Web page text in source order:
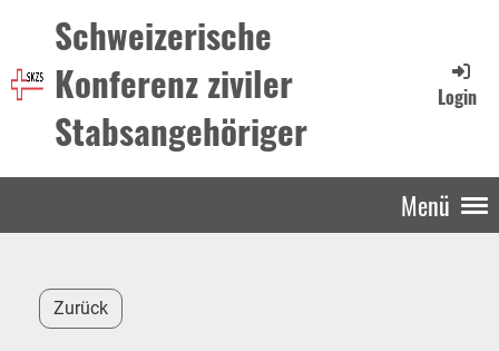
Schweizerische
Konferenz ziviler
Stabsangehöriger
Login
Menü
Zurück